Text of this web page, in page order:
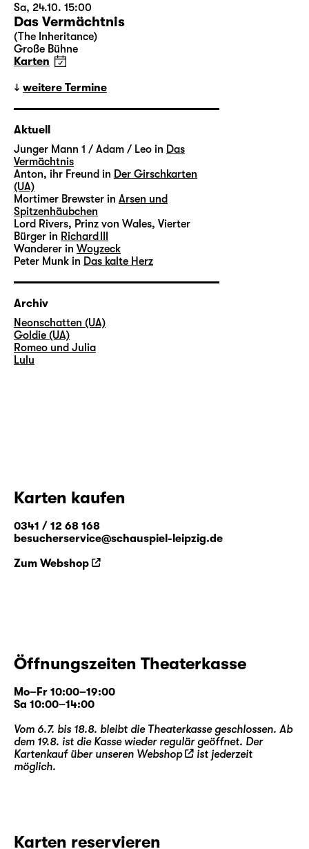
Sa, 24.10. 15:00
Das Vermächtnis
(The Inheritance)
Große Bühne
Karten
weitere Termine
Aktuell
Junger Mann 1 / Adam / Leo in Das
Vermächtnis
Anton, ihr Freund in Der Girschkarten
(UA)
Mortimer Brewster in Arsen und
Spitzenhäubchen
Lord Rivers, Prinz von Wales, Vierter
Bürger in Richard III
Wanderer in Woyzeck
Peter Munk in Das kalte Herz
Archiv
Neonschatten (UA)
Goldie (UA)
Romeo und Julia
Lulu
Karten kaufen
0341 / 12 68 168
besucherservice@schauspiel-leipzig.de
Zum Webshop
Öffnungszeiten Theaterkasse
Mo–Fr 10:00–19:00
Sa 10:00–14:00
Vom 6.7. bis 18.8. bleibt die Theaterkasse geschlossen. Ab
dem 19.8. ist die Kasse wieder regulär geöffnet. Der
Kartenkauf über unseren Webshop
ist jederzeit
möglich.
Karten reservieren